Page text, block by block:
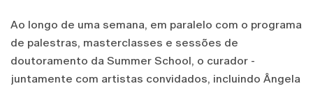
Ao longo de uma semana, em paralelo com o programa
de palestras, masterclasses e sessões de
doutoramento da Summer School, o curador -
juntamente com artistas convidados, incluindo Ângela